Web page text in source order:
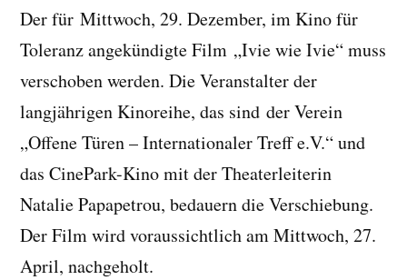
Der für Mittwoch, 29. Dezember, im Kino für
Toleranz angekündigte Film „Ivie wie Ivie“ muss
verschoben werden. Die Veranstalter der
langjährigen Kinoreihe, das sind der Verein
„Offene Türen – Internationaler Treff e.V.“ und
das CinePark-Kino mit der Theaterleiterin
Natalie Papapetrou, bedauern die Verschiebung.
Der Film wird voraussichtlich am Mittwoch, 27.
April, nachgeholt.